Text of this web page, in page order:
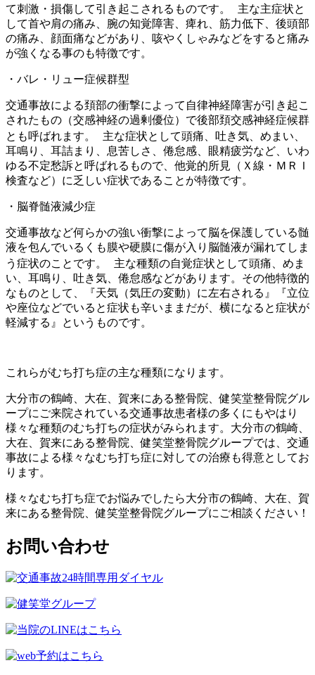
て刺激・損傷して引き起こされるものです。
主な主症状と
して首や肩の痛み、腕の知覚障害、痺れ、筋力低下、後頭部
の痛み、顔面痛などがあり、咳やくしゃみなどをすると痛み
が強くなる事のも特徴です。
・バレ・リュー症候群型
交通事故による頚部の衝撃によって自律神経障害が引き起こ
されたもの（交感神経の過剰優位）で後部頚交感神経症候群
とも呼ばれます。
主な症状として頭痛、吐き気、めまい、
耳鳴り、耳詰まり、息苦しさ、倦怠感、眼精疲労など、いわ
ゆる不定愁訴と呼ばれるもので、他覚的所見（Ｘ線・ＭＲＩ
検査など）に乏しい症状であることが特徴です。
・脳脊髄液減少症
交通事故など何らかの強い衝撃によって脳を保護している髄
液を包んでいるくも膜や硬膜に傷が入り脳髄液が漏れてしま
う症状のことです。
主な種類の自覚症状として頭痛、めま
い、耳鳴り、吐き気、倦怠感などがあります。その他特徴的
なものとして、『天気（気圧の変動）に左右される』『立位
や座位などでいると症状も辛いままだが、横になると症状が
軽減する』というものです。
これらがむち打ち症の主な種類になります。
大分市の鶴崎、大在、賀来にある整骨院、健笑堂整骨院グル
ープにご来院されている交通事故患者様の多くにもやはり
様々な種類のむち打ちの症状がみられます。大分市の鶴崎、
大在、賀来にある整骨院、健笑堂整骨院グループでは、交通
事故による様々なむち打ち症に対しての治療も得意としてお
ります。
様々なむち打ち症でお悩みでしたら大分市の鶴崎、大在、賀
来にある整骨院、健笑堂整骨院グループにご相談ください！
お問い合わせ